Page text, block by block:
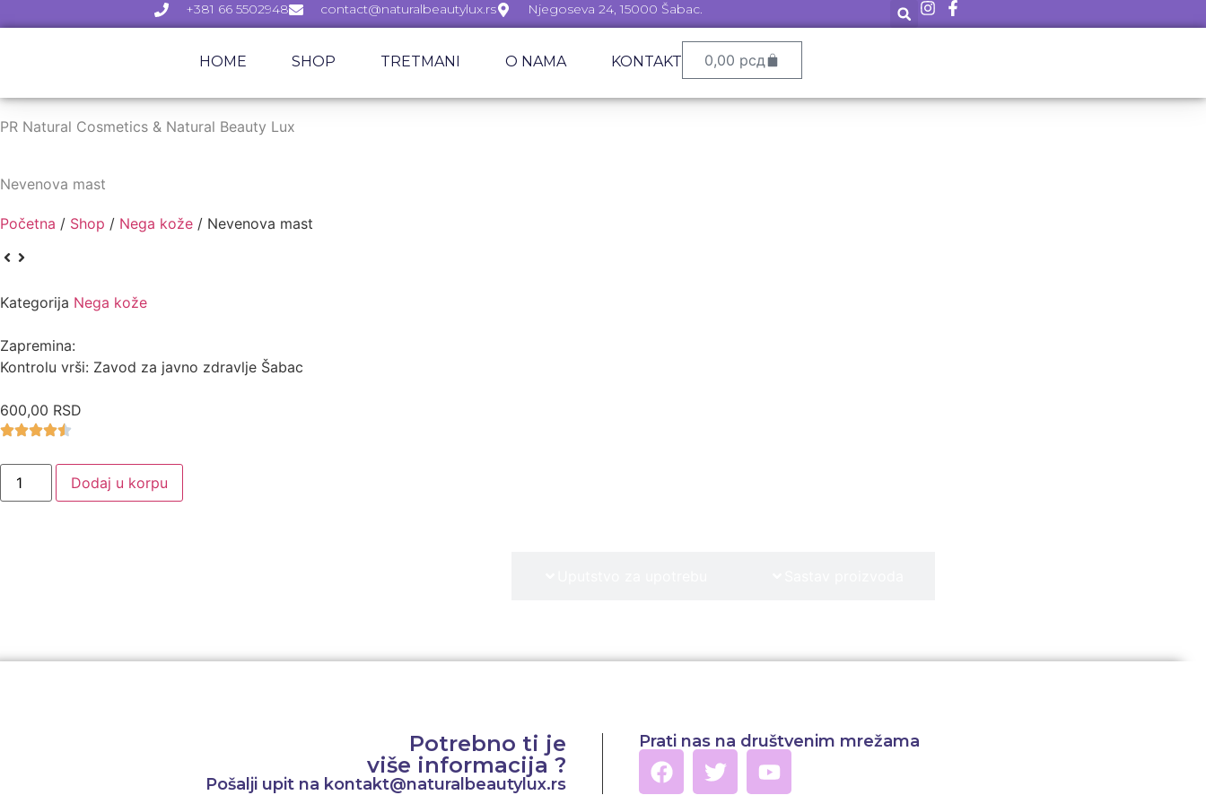
+381 66 5502948 contact@naturalbeautylux.rs Njegoseva 24, 15000 Šabac.
HOME SHOP TRETMANI O NAMA KONTAKT 0,00 рсд
PR Natural Cosmetics & Natural Beauty Lux
Nevenova mast
Početna / Shop / Nega kože / Nevenova mast
Kategorija Nega kože
Zapremina:
Kontrolu vrši: Zavod za javno zdravlje Šabac⁣
600,00 RSD
Dodaj u korpu
Potrebno ti je
više informacija ?
Pošalji upit na kontakt@naturalbeautylux.rs
Prati nas na društvenim mrežama